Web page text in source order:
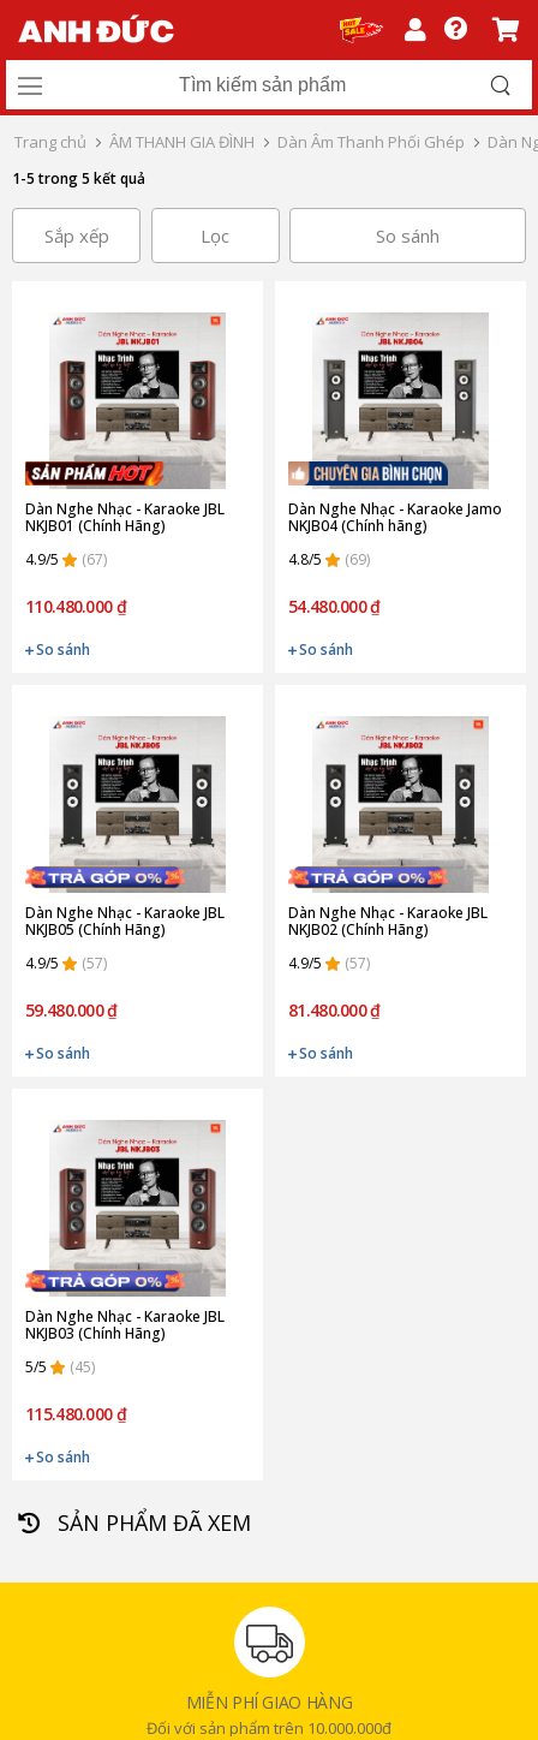
Trang chủ ÂM THANH GIA ĐÌNH Dàn Âm Thanh Phối Ghép Dàn
1-5 trong 5 kết quả
Sắp xếp Lọc So sánh
Dàn Nghe Nhạc - Karaoke JBL
NKJB01 (Chính Hãng)
4.9/5
(67)
110.480.000 ₫
So sánh
Dàn Nghe Nhạc - Karaoke Jamo
NKJB04 (Chính hãng)
4.8/5
(69)
54.480.000 ₫
So sánh
Dàn Nghe Nhạc - Karaoke JBL
NKJB05 (Chính Hãng)
4.9/5
(57)
59.480.000 ₫
So sánh
Dàn Nghe Nhạc - Karaoke JBL
NKJB02 (Chính Hãng)
4.9/5
(57)
81.480.000 ₫
So sánh
Dàn Nghe Nhạc - Karaoke JBL
NKJB03 (Chính Hãng)
5/5
(45)
115.480.000 ₫
So sánh
SẢN PHẨM ĐÃ XEM
MIỄN PHÍ GIAO HÀNG
Đối với sản phẩm trên 10.000.000đ